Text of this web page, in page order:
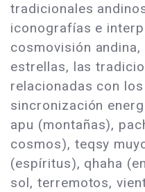
tradicionales
iconografías e
cosmovisión
estrellas, las
relacionadas con
sincronización
apu (montañas),
cosmos), teqsy
(espíritus), qhaha
sol, terremotos,